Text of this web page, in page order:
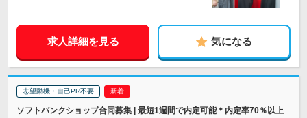
求人詳細を見る 気になる
志望動機・自己PR不要
ソフトバンクショップ合同募集 | 最短1週間で内定可能＊内定率70％以上